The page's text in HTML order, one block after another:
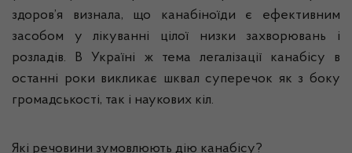
здоров’я визнала, що канабіноїди є ефективним
засобом у лікуванні цілої низки захворювань і
розладів. В Україні ж тема легалізації канабісу в
останні роки викликає шквал суперечок як з боку
громадськості, так і наукових кіл.
Які речовини зумовлюють дію канабісу?